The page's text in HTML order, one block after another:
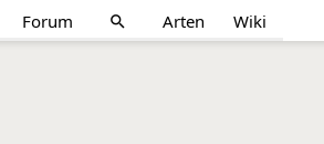
Forum search Arten Wiki